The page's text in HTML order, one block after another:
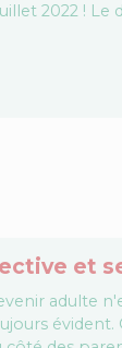
2022 ! Le
et
adulte
évident.